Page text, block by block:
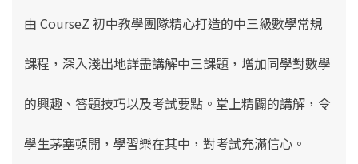
由 CourseZ 初中教學團隊精心打造的中三級數學常規
課程 ，深入淺出地詳盡講解中三課題，增加同學對數學
的興趣、答題技巧以及考試要點。堂上精闢的講解，令
學生茅塞頓開，學習樂在其中，對考試充滿信心。